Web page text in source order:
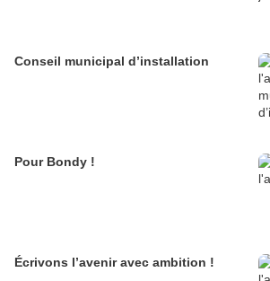
Conseil municipal d’installation
Pour Bondy !
Écrivons l’avenir avec ambition !